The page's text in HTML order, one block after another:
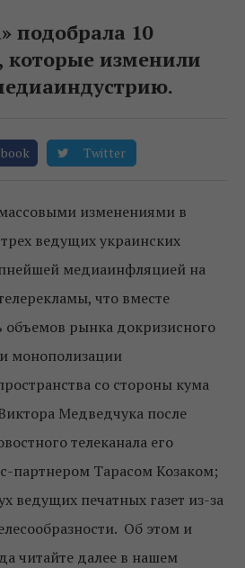
подобрала 10
которые изменили
Twitter
изменениями в
ведущих украинских
медиаинфляцией на
что вместе
объемов рынка докризисного
монополизации
со стороны кума
Медведчука после
телеканала его
партнером Тарасом Козаком;
ведущих печатных газет из-за
Об этом и
читайте далее в нашем